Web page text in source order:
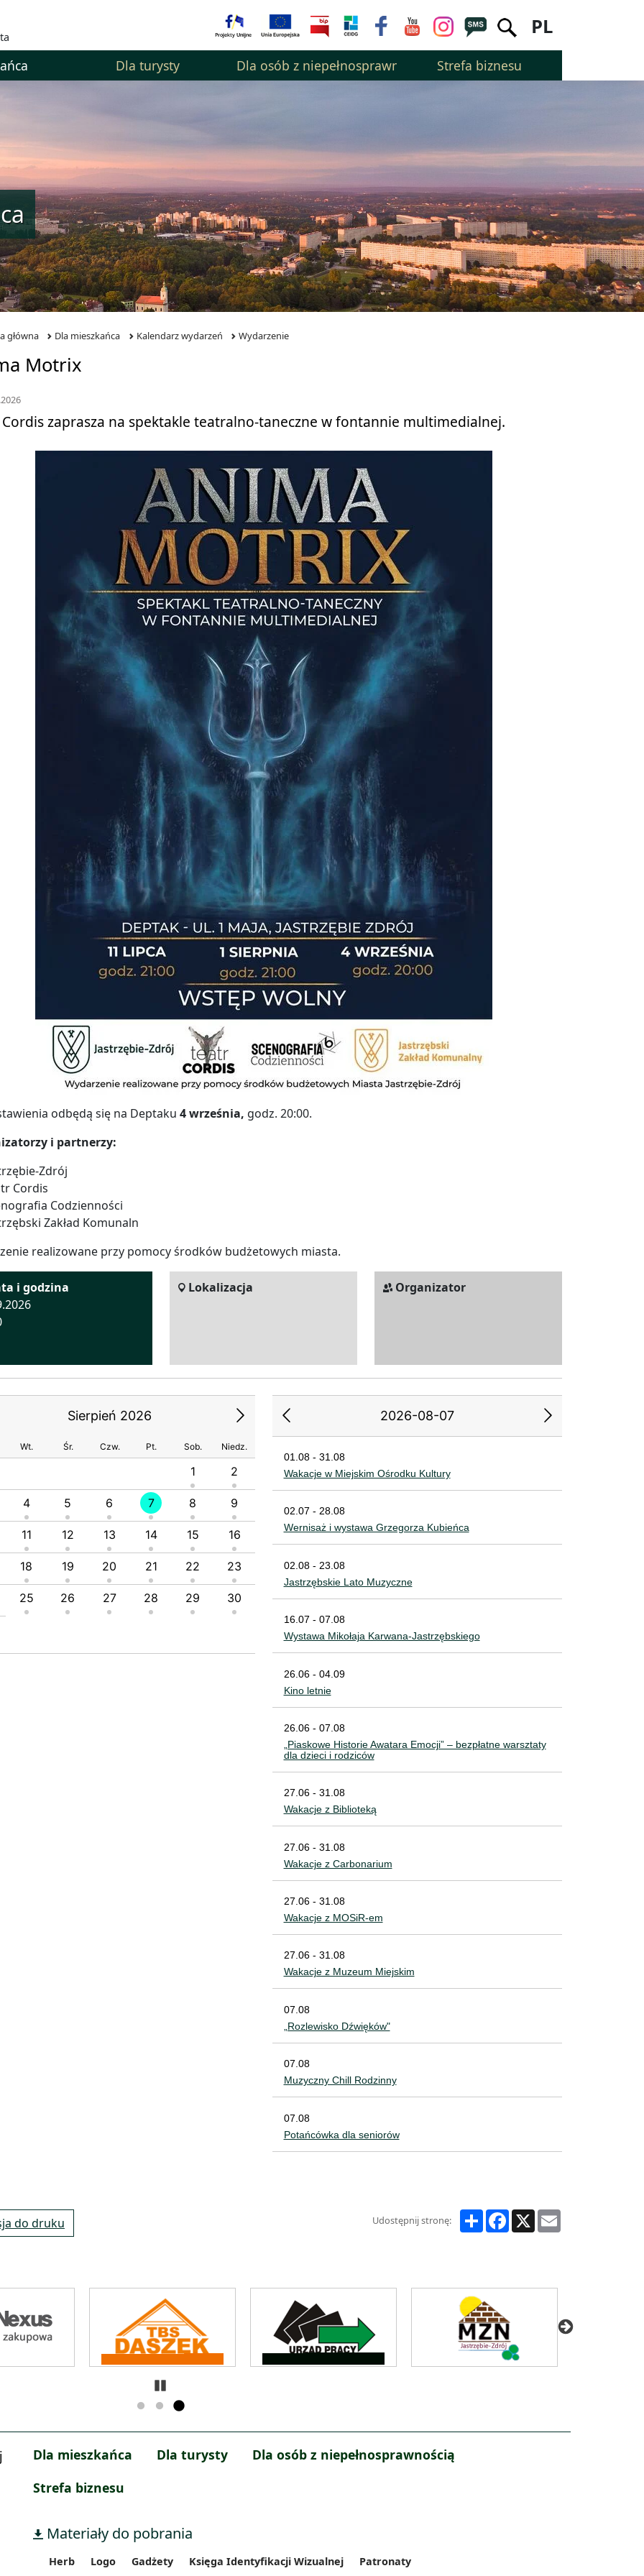
PL
Dla turysty Dla osób z niepełnosprawnością Strefa biznesu
główna Dla mieszkańca Kalendarz wydarzeń Wydarzenie
Motrix
zaprasza na spektakle teatralno-taneczne w fontannie multimedialnej.
odbędą się na Deptaku 4 września, godz. 20:00.
i partnerzy:
Zdrój
Cordis
Codzienności
Zakład Komunaln
realizowane przy pomocy środków budżetowych miasta.
i godzina
Lokalizacja Organizator
Sierpień 2026
Wt. Śr. Czw. Pt. Sob. Niedz.
1 2
4 5 6 7 8 9
11 12 13 14 15 16
18 19 20 21 22 23
25 26 27 28 29 30
1 2 3 4
15 16 17 18
22
28 29 30
2026-08-07
01.08 - 31.08
Wakacje w Miejskim Ośrodku Kultury
02.07 - 28.08
Wernisaż i wystawa Grzegorza Kubieńca
02.08 - 23.08
Jastrzębskie Lato Muzyczne
16.07 - 07.08
Wystawa Mikołaja Karwana-Jastrzębskiego
26.06 - 04.09
Kino letnie
26.06 - 07.08
„Piaskowe Historie Awatara Emocji” – bezpłatne warsztaty
dla dzieci i rodziców
27.06 - 31.08
Wakacje z Biblioteką
27.06 - 31.08
Wakacje z Carbonarium
27.06 - 31.08
Wakacje z MOSiR-em
27.06 - 31.08
Wakacje z Muzeum Miejskim
07.08
„Rozlewisko Dźwięków"
07.08
Muzyczny Chill Rodzinny
07.08
Potańcówka dla seniorów
do druku Udostępnij stronę: ShareFacebook
X
Dla mieszkańca Dla turysty
Dla osób z niepełnosprawnością
Strefa biznesu
Materiały do pobrania
Herb Logo Gadżety Księga Identyfikacji Wizualnej Patronaty